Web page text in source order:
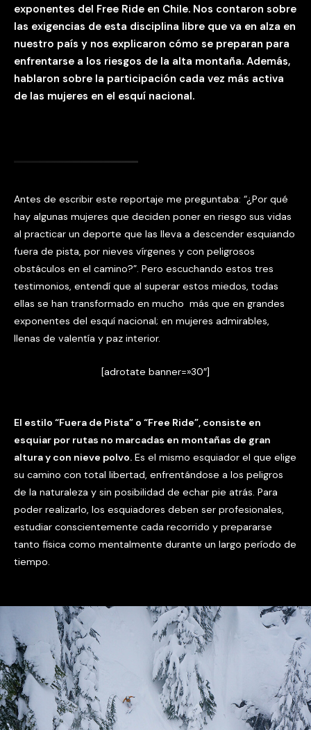
exponentes del Free Ride en Chile. Nos contaron sobre
las exigencias de esta disciplina libre que va en alza en
nuestro país y nos explicaron cómo se preparan para
enfrentarse a los riesgos de la alta montaña. Además,
hablaron sobre la participación cada vez más activa
de las mujeres en el esquí nacional.
Antes de escribir este reportaje me preguntaba: “¿Por qué
hay algunas mujeres que deciden poner en riesgo sus vidas
al practicar un deporte que las lleva a descender esquiando
fuera de pista, por nieves vírgenes y con peligrosos
obstáculos en el camino?”. Pero escuchando estos tres
testimonios, entendí que al superar estos miedos, todas
ellas se han transformado en mucho más que en grandes
exponentes del esquí nacional; en mujeres admirables,
llenas de valentía y paz interior.
[adrotate banner=»30″]
El estilo “Fuera de Pista” o “Free Ride”, consiste en
esquiar por rutas no marcadas en montañas de gran
altura y con nieve polvo. Es el mismo esquiador el que elige
su camino con total libertad, enfrentándose a los peligros
de la naturaleza y sin posibilidad de echar pie atrás. Para
poder realizarlo, los esquiadores deben ser profesionales,
estudiar conscientemente cada recorrido y prepararse
tanto física como mentalmente durante un largo período de
tiempo.